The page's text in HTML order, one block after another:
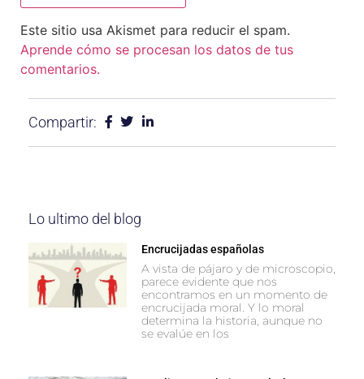
Este sitio usa Akismet para reducir el spam.
Aprende cómo se procesan los datos de tus
comentarios.
Compartir:
Lo ultimo del blog
Encrucijadas españolas
A vista de pájaro y de microscopio,
parece evidente que nos
encontramos en un momento de
encrucijada moral. Y lo moral
determina la historia, aunque no
se evalúe en los